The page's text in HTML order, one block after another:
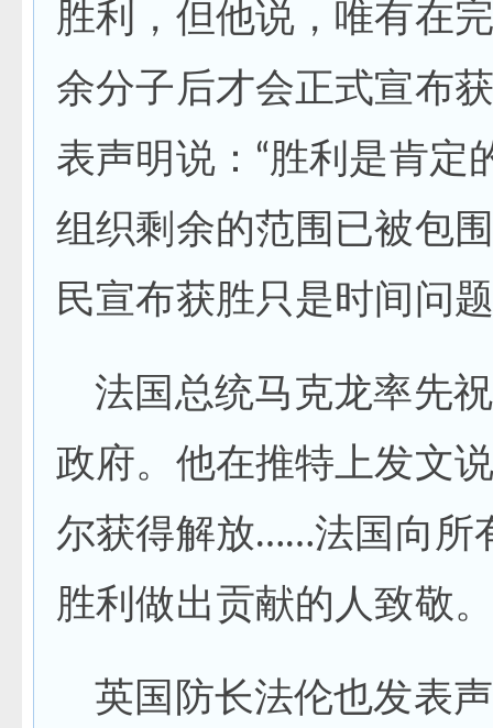
胜利，但他说，唯有在
余分子后才会正式宣布
表声明说：“胜利是肯定
组织剩余的范围已被包
民宣布获胜只是时间问
法国总统马克龙率先
政府。他在推特上发文
尔获得解放……法国向所
胜利做出贡献的人致敬
英国防长法伦也发表